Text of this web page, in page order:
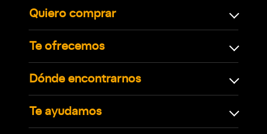
Quiero comprar
Te ofrecemos
Dónde encontrarnos
Te ayudamos